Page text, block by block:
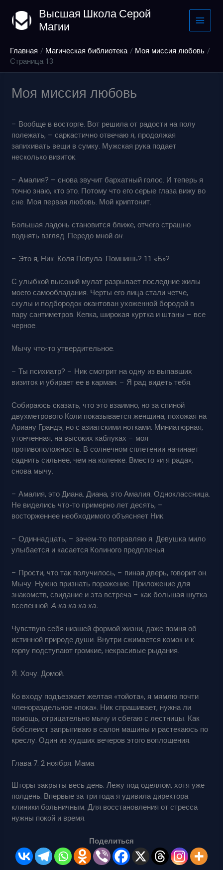
содержимому
Высшая Школа Серой
Магии
Главная Магическая библиотека
Моя миссия любовь
Страница 13
Моя миссия любовь
– Вообще в восторге. Вот решила от радости на полу
полежать, – саркастично отвечаю я, продолжая
запихивать вещи в сумку. Мужская рука подает
несколько визиток.
– Амалия? – снова звучит бархатный голос. И теперь я
точно знаю, кто это. Потому что его серые глаза вижу во
сне. Моя первая любовь. Мой криптонит.
Большая ладонь становится ближе, отчего страшно
поднять взгляд. Передо мнойон.
– Это я, Ник. Коля Попула. Помнишь? 11 «Б»?
С улыбкой высокий мулат разрывает последние жилы
моего самообладания. Черты его лица стали четче,
скулы и подбородок окантован ухоженной бородой в
пару сантиметров. Кепка, широкая куртка и штаны – все
черное.
Мычу что-то утвердительное.
– Ты психиатр? – Ник смотрит на одну из выпавших
визиток и убирает ее в карман. – Я рад видеть тебя.
Собираюсь сказать, что это взаимно, но за спиной
двухметрового Коли показывается женщина, похожая на
Ариану Грандэ, но с азиатскими нотками. Миниатюрная,
утонченная, на высоких каблуках – моя
противоположность. В солнечном сплетении начинает
саднить сильнее, чем на коленке. Вместо «и я рада»,
снова мычу.
– Амалия, это Диана. Диана, это Амалия. Одноклассница.
Не виделись что-то примерно лет десять, –
восторженнее необходимого объясняет Ник.
– Одиннадцать, – зачем-то поправляю я. Девушка мило
улыбается и касается Колиного предплечья.
– Прости, что так получилось, – пиная дверь, говорит он.
Мычу. Нужно признать поражение. Приложение для
знакомств, свидание и эта встреча – как большая шутка
вселенной.А-ха-ха-ха-ха.
Чувствую себя низшей формой жизни, даже помня об
истинной природе души. Внутри сжимается комок и к
горлу подступают громкие, некрасивые рыдания.
Я. Хочу. Домой.
Ко входу подъезжает желтая «тойота», я мямлю почти
членораздельное «пока». Ник спрашивает, нужна ли
помощь, отрицательно мычу и сбегаю с лестницы. Как
бобслеист запрыгиваю в салон машины и растекаюсь по
креслу. Один из худших вечеров этого воплощения.
Глава 7. 2 ноября. Мама
Шторы закрыты весь день. Лежу под одеялом, хотя уже
полдень. Впервые за три года я удивила директора
клиники больничным. Для восстановления от стресса
нужны покой и время.
Поделиться